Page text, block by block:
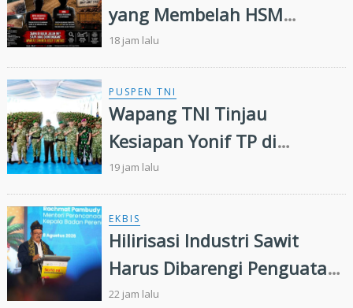
yang Membelah HSM
Rimbang Baling Diduga
Didanai Residivis
Perambahan Hutan
18 jam lalu
PUSPEN TNI
Wapang TNI Tinjau
Kesiapan Yonif TP di
Sumatera Utara
19 jam lalu
EKBIS
Hilirisasi Industri Sawit
Harus Dibarengi Penguatan
Ekosistem Hulu hingga Hilir
22 jam lalu